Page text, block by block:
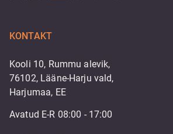
KONTAKT
Kooli 10, Rummu alevik,
76102, Lääne-Harju vald,
Harjumaa, EE
Avatud E-R 08:00 - 17:00